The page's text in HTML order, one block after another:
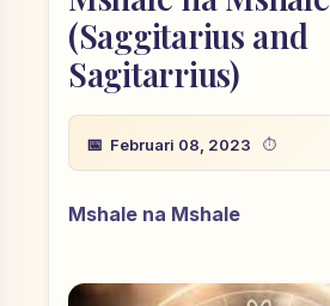
(Saggitarius and
Sagitarrius)
Februari 08, 2023
Mshale na Mshale